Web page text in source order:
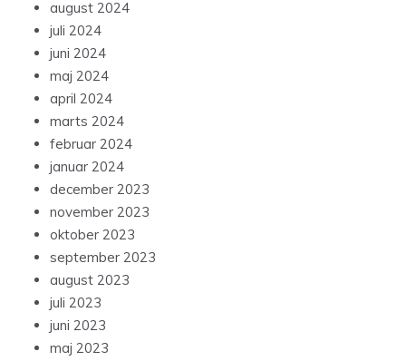
august 2024
juli 2024
juni 2024
maj 2024
april 2024
marts 2024
februar 2024
januar 2024
december 2023
november 2023
oktober 2023
september 2023
august 2023
juli 2023
juni 2023
maj 2023